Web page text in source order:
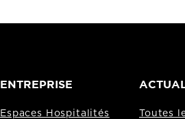
ENTREPRISE
Espaces Hospitalités Toutes